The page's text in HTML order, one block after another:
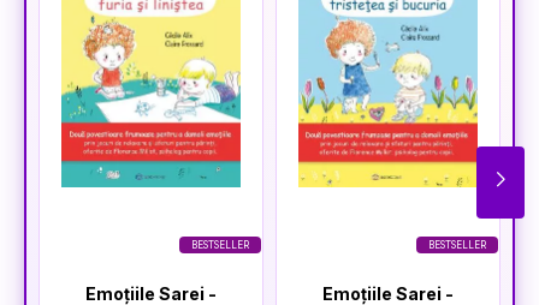
BESTSELLER
Emoțiile Sarei -
BESTSELLER
Emoțiile Sarei -